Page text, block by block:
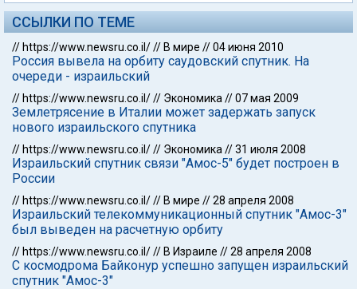
ССЫЛКИ ПО ТЕМЕ
// https://www.newsru.co.il/// В мире //04 июня 2010
Россия вывела на орбиту саудовский спутник. На
очереди - израильский
// https://www.newsru.co.il/// Экономика //07 мая 2009
Землетрясение в Италии может задержать запуск
нового израильского спутника
// https://www.newsru.co.il/// Экономика //31 июля 2008
Израильский спутник связи "Амос-5" будет построен в
России
// https://www.newsru.co.il/// В мире //28 апреля 2008
Израильский телекоммуникационный спутник "Амос-3"
был выведен на расчетную орбиту
// https://www.newsru.co.il/// В Израиле //28 апреля 2008
С космодрома Байконур успешно запущен израильский
спутник "Амос-3"